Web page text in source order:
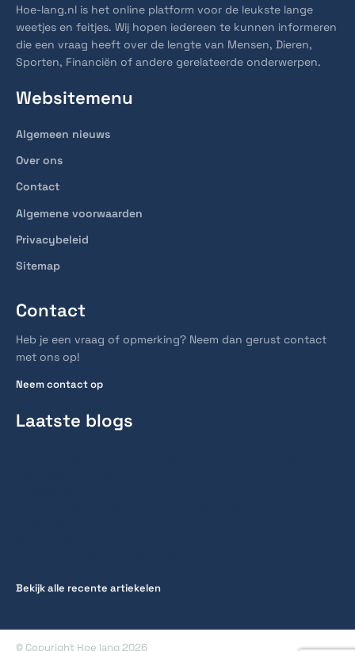
Hoe-lang.nl is het online platform voor de leukste lange
weetjes en feitjes. Wij hopen iedereen te kunnen informeren
die een vraag heeft over de lengte van Mensen, Dieren,
Sporten, Financiën of andere gerelateerde onderwerpen.
Websitemenu
Algemeen nieuws
Over ons
Contact
Algemene voorwaarden
Privacybeleid
Sitemap
Contact
Heb je een vraag of opmerking? Neem dan gerust contact
met ons op!
Neem contact op
Laatste blogs
Bekijk alle recente artiekelen
© Copyright Hoe lang 2026